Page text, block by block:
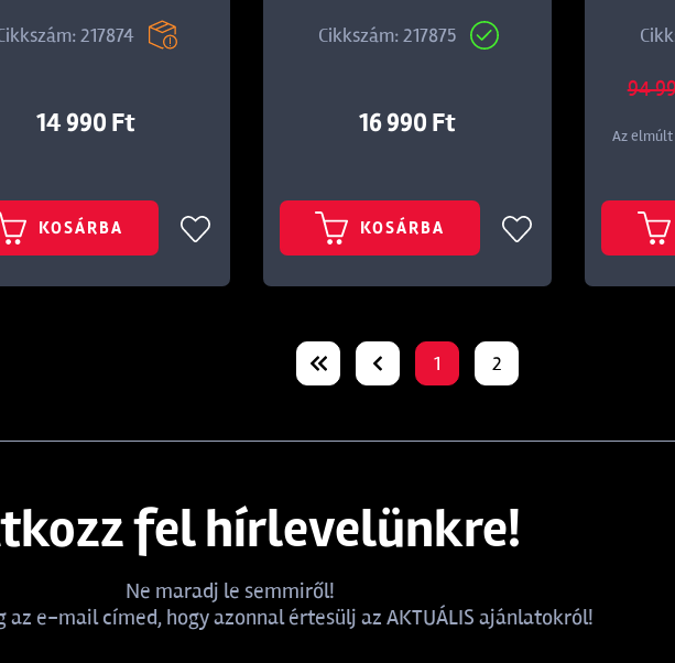
217874
14 990 Ft
KOSÁRBA
Cikkszám: 217875
16 990 Ft
KOSÁRBA
94
Az elmúlt
1 2
fel hírlevelünkre!
Ne maradj le semmiről!
az e-mail címed, hogy azonnal értesülj az AKTUÁLIS ajánlatokról!